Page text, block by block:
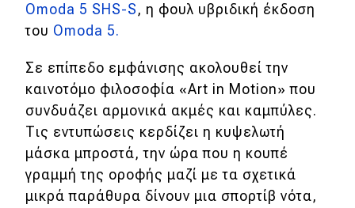
Απόψεις
Test Drive
Δοκιμή
Αποστολή
Συγκρίνουμε
Omoda 5 SHS-S, η φουλ υβριδική έκδοση
του Omoda 5.
Σε επίπεδο εμφάνισης ακολουθεί την
καινοτόμο φιλοσοφία «Art in Motion» που
συνδυάζει αρμονικά ακμές και καμπύλες.
Τις εντυπώσεις κερδίζει η κυψελωτή
μάσκα μπροστά, την ώρα που η κουπέ
γραμμή της οροφής μαζί με τα σχετικά
μικρά παράθυρα δίνουν μια σπορτίβ νότα,